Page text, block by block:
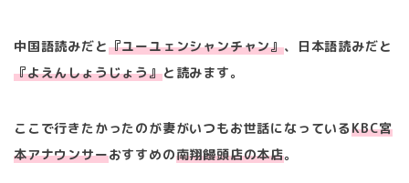
中国語読みだと『ユーユェンシャンチャン』、日本語読みだと
『よえんしょうじょう』と読みます。
ここで行きたかったのが妻がいつもお世話になっているKBC宮
本アナウンサーおすすめの南翔饅頭店の本店。